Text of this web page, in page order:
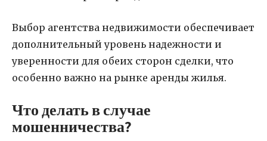
Выбор агентства недвижимости обеспечивает
дополнительный уровень надежности и
уверенности для обеих сторон сделки, что
особенно важно на рынке аренды жилья.
Что делать в случае
мошенничества?